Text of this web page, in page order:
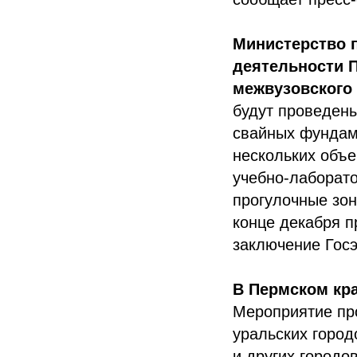
Министерство
деятельности
будут
свайных
нескольких
учебно-
прогулочные
конце декабря
заключение
В Пермском
Мероприятие
уральских